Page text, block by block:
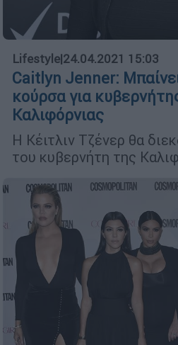
Lifestyle|24.04.2021 15:03
Caitlyn Jenner:
κούρσα για
Καλιφόρνιας
Η Κέιτλιν Τζένερ θα
του κυβερνήτη της